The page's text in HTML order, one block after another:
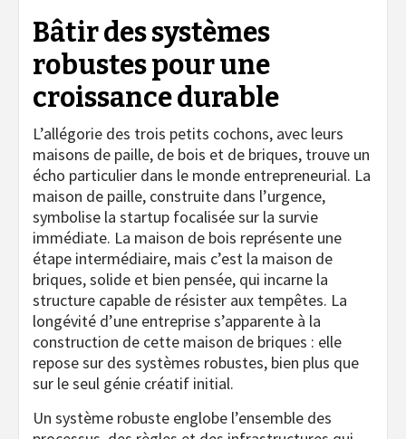
Bâtir des systèmes
robustes pour une
croissance durable
L’allégorie des trois petits cochons, avec leurs
maisons de paille, de bois et de briques, trouve un
écho particulier dans le monde entrepreneurial. La
maison de paille, construite dans l’urgence,
symbolise la startup focalisée sur la survie
immédiate. La maison de bois représente une
étape intermédiaire, mais c’est la maison de
briques, solide et bien pensée, qui incarne la
structure capable de résister aux tempêtes. La
longévité d’une entreprise s’apparente à la
construction de cette maison de briques : elle
repose sur des systèmes robustes, bien plus que
sur le seul génie créatif initial.
Un système robuste englobe l’ensemble des